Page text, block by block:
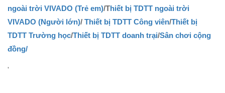
ngoài trời VIVADO (Trẻ em)/Thiết bị TDTT ngoài trời
VIVADO (Người lớn)/ Thiết bị TDTT Công viên/Thiết bị
TDTT Trường học/Thiết bị TDTT doanh trại/Sân chơi cộng
đồng/
'